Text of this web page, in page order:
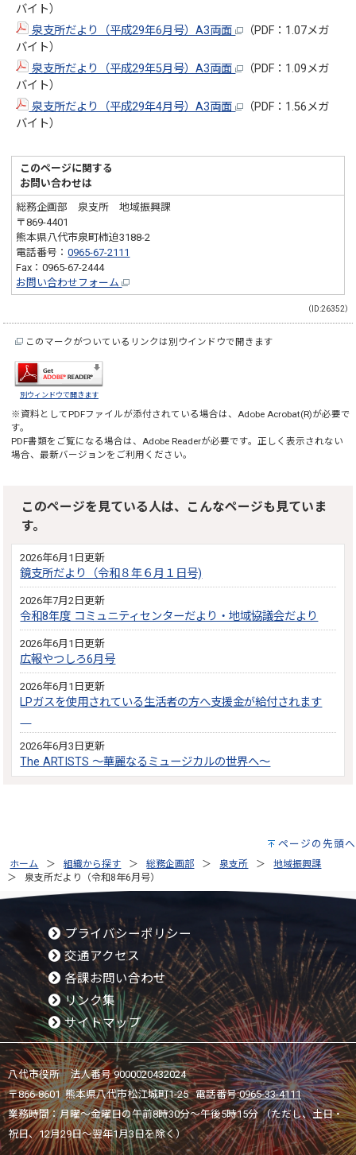
バイト）
泉支所だより（平成29年6月号）A3両面
（PDF：1.07メガ
バイト）
泉支所だより（平成29年5月号）A3両面
（PDF：1.09メガ
バイト）
泉支所だより（平成29年4月号）A3両面
（PDF：1.56メガ
バイト）
このページに関する
お問い合わせは
総務企画部 泉支所 地域振興課
〒869-4401
熊本県八代市泉町柿迫3188-2
電話番号：0965-67-2111
Fax：0965-67-2444
お問い合わせフォーム
（ID:26352）
このマークがついているリンクは別ウインドウで開きます
別ウィンドウで開きます
※資料としてPDFファイルが添付されている場合は、 Adobe Acrobat(R)が必要で
す。
PDF書類をご覧になる場合は、 Adobe Readerが必要です。正しく表示されない
場合、最新バージョンをご利用ください。
このページを見ている人は、こんなページも見ていま
す。
2026年6月1日更新
鏡支所だより（令和８年６月１日号)
2026年7月2日更新
令和8年度 コミュニティセンターだより・地域協議会だより
2026年6月1日更新
広報やつしろ6月号
2026年6月1日更新
LPガスを使用されている生活者の方へ支援金が給付されます
2026年6月3日更新
The ARTISTS ～華麗なるミュージカルの世界へ～
ページの先頭へ
ホーム 組織から探す 総務企画部 泉支所
地域振興課
泉支所だより（令和8年6月号）
プライバシーポリシー
交通アクセス
各課お問い合わせ
リンク集
サイトマップ
八代市役所 法人番号 9000020432024
〒866-8601 熊本県八代市松江城町1-25 電話番号:0965-33-4111
業務時間：月曜～金曜日の午前8時30分～午後5時15分 （ただし、土日・
祝日、12月29日～翌年1月3日を除く）